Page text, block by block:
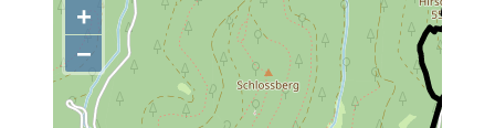
+
−